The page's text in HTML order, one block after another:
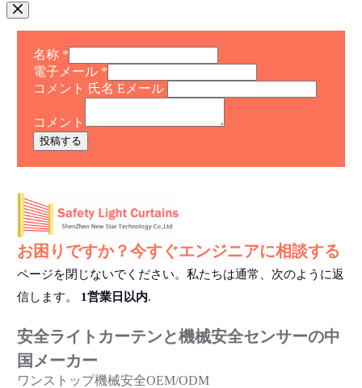
名称 *
電子メール *
コメント 氏名 Eメール
コメント
投稿する
お困りですか？今すぐエンジニアに相談する
ページを閉じないでください。私たちは通常、次のように返
信します。 1営業日以内.
安全ライトカーテンと機械安全センサーの中
国メーカー
ワンストップ機械安全OEM/ODM